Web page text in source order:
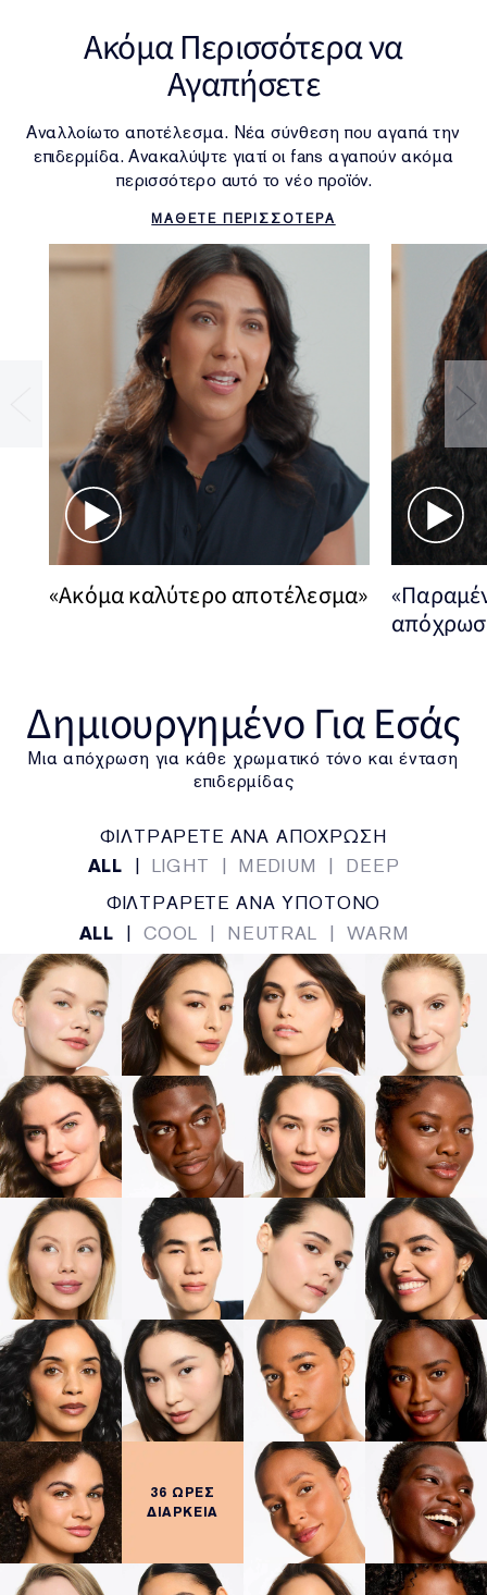
ΑΠΟΤΕΛΕΣΜΑ
Ματ Αποτέλεσμα, με Περισσότερη Ζωντάνια.
Ακόμα Περισσότερα να
Αγαπήσετε
Αναλλοίωτο αποτέλεσμα. Νέα σύνθεση που αγαπά την
επιδερμίδα. Ανακαλύψτε γιατί οι fans αγαπούν ακόμα
περισσότερο αυτό το νέο προϊόν.
ΜΑΘΕΤΕ ΠΕΡΙΣΣΟΤΕΡΑ
«Ακόμα καλύτερο αποτέλεσμα»
Δημιουργημένο Για Εσάς
Μια απόχρωση για κάθε χρωματικό τόνο και ένταση
επιδερμίδας
ΦΙΛΤΡΑΡΕΤΕ ΑΝΑ ΑΠΟΧΡΩΣΗ
ALL | LIGHT | MEDIUM |
DEEP
ΦΙΛΤΡΑΡΕΤΕ ΑΝΑ ΥΠΟΤΟΝΟ
ALL | COOL | NEUTRAL | WARM
36 ΩΡΕΣ
ΔΙΑΡΚΕΙΑ